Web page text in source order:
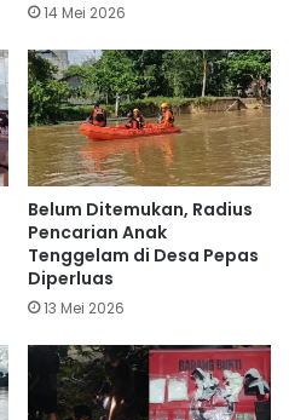
14 Mei 2026
Belum Ditemukan, Radius
Pencarian Anak
Tenggelam di Desa Pepas
Diperluas
13 Mei 2026